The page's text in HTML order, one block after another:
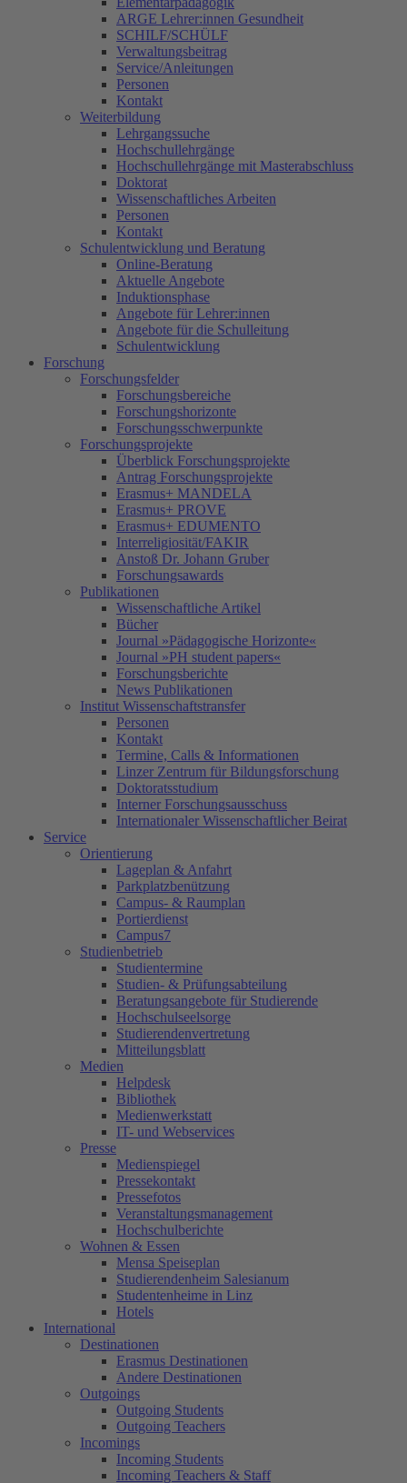
ARGE Lehrer:innen Gesundheit
SCHILF/SCHÜLF
Verwaltungsbeitrag
Service/Anleitungen
Personen
Kontakt
Weiterbildung
Lehrgangssuche
Hochschullehrgänge
Hochschullehrgänge mit Masterabschluss
Doktorat
Wissenschaftliches Arbeiten
Personen
Kontakt
Schulentwicklung und Beratung
Online-Beratung
Aktuelle Angebote
Induktionsphase
Angebote für Lehrer:innen
Angebote für die Schulleitung
Schulentwicklung
Forschung
Forschungsfelder
Forschungsbereiche
Forschungshorizonte
Forschungsschwerpunkte
Forschungsprojekte
Überblick Forschungsprojekte
Antrag Forschungsprojekte
Erasmus+ MANDELA
Erasmus+ PROVE
Erasmus+ EDUMENTO
Interreligiosität/FAKIR
Anstoß Dr. Johann Gruber
Forschungsawards
Publikationen
Wissenschaftliche Artikel
Bücher
Journal »Pädagogische Horizonte«
Journal »PH student papers«
Forschungsberichte
News Publikationen
Institut Wissenschaftstransfer
Personen
Kontakt
Termine, Calls & Informationen
Linzer Zentrum für Bildungsforschung
Doktoratsstudium
Interner Forschungsausschuss
Internationaler Wissenschaftlicher Beirat
Service
Orientierung
Lageplan & Anfahrt
Parkplatzbenützung
Campus- & Raumplan
Portierdienst
Campus7
Studienbetrieb
Studientermine
Studien- & Prüfungsabteilung
Beratungsangebote für Studierende
Hochschulseelsorge
Studierendenvertretung
Mitteilungsblatt
Medien
Helpdesk
Bibliothek
Medienwerkstatt
IT- und Webservices
Presse
Medienspiegel
Pressekontakt
Pressefotos
Veranstaltungsmanagement
Hochschulberichte
Wohnen & Essen
Mensa Speiseplan
Studierendenheim Salesianum
Studentenheime in Linz
Hotels
International
Destinationen
Erasmus Destinationen
Andere Destinationen
Outgoings
Outgoing Students
Outgoing Teachers
Incomings
Incoming Students
Incoming Teachers & Staff